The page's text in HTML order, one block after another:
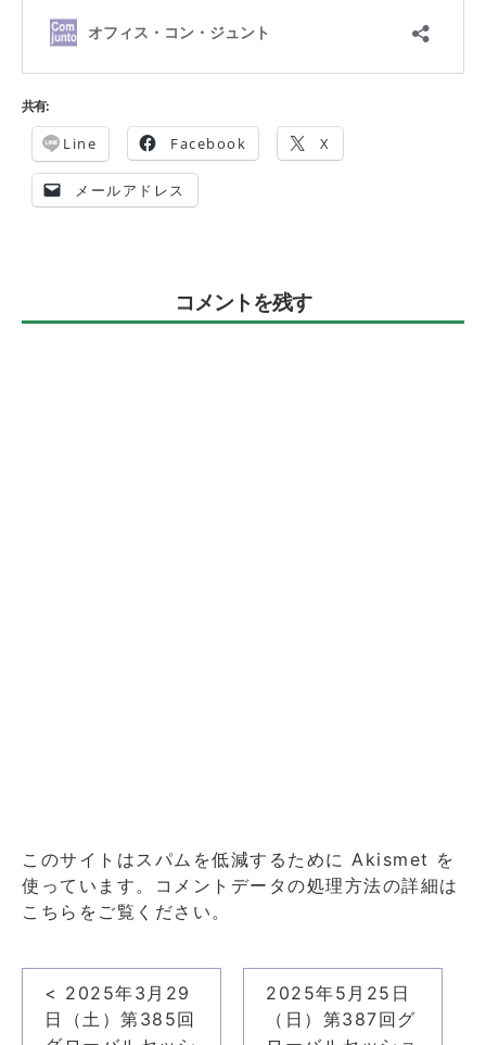
共有:
Line Facebook X
メールアドレス
コメントを残す
このサイトはスパムを低減するために Akismet を
使っています。
コメントデータの処理方法の詳細は
こちらをご覧ください。
< 2025年3月29
日（土）第385回
2025年5月25日
（日）第387回グ